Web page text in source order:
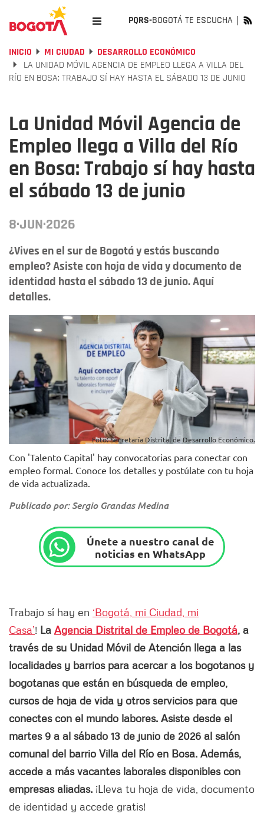
PQRS-BOGOTÁ TE ESCUCHA
INICIO MI CIUDAD
DESARROLLO ECONÓMICO
LA UNIDAD MÓVIL AGENCIA DE EMPLEO LLEGA A VILLA DEL
RÍO EN BOSA: TRABAJO SÍ HAY HASTA EL SÁBADO 13 DE JUNIO
La Unidad Móvil Agencia de
Empleo llega a Villa del Río
en Bosa: Trabajo sí hay hasta
el sábado 13 de junio
8·JUN·2026
¿Vives en el sur de Bogotá y estás buscando
empleo? Asiste con hoja de vida y documento de
identidad hasta el sábado 13 de junio. Aquí
detalles.
Foto: Secretaría Distrital de Desarrollo Económico.
Con 'Talento Capital' hay convocatorias para conectar con
empleo formal. Conoce los detalles y postúlate con tu hoja
de vida actualizada.
Publicado por: Sergio Grandas Medina
Únete a nuestro canal de
noticias en WhatsApp
Trabajo sí hay en ‘Bogotá, mi Ciudad, mi
Casa’! La Agencia Distrital de Empleo de Bogotá, a
través de su Unidad Móvil de Atención llega a las
localidades y barrios para acercar a los bogotanos y
bogotanas que están en búsqueda de empleo,
cursos de hoja de vida y otros servicios para que
conectes con el mundo labores. Asiste desde el
martes 9 a al sábado 13 de junio de 2026 al salón
comunal del barrio Villa del Río en Bosa. Además,
accede a más vacantes laborales disponibles con
empresas aliadas. ¡Lleva tu hoja de vida, documento
de identidad y accede gratis!